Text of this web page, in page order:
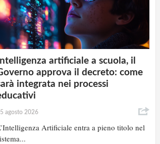
Intelligenza artificiale a scuola, il
approva il decreto: come
integrata nei processi
agosto 2026
Artificiale entra a pieno titolo nel